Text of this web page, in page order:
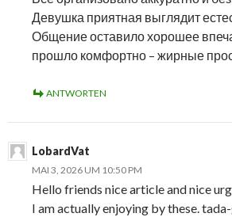
Девушка приятная выглядит
Общение оставило хорошее
прошло комфортно – жирные
ANTWORTEN
LobardVat
MAI 3, 2026 UM 10:50 PM
Hello friends nice article and nice
I am actually enjoying by these.